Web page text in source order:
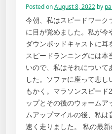
Posted onAugust 8, 2022 by
今朝、私はスピードワーク
に目が覚めました。私が今
ダウンポッドキャストに耳
スピードランニングには本
いので、私はそれについて
した。ソファに座って悲し
もかく。マラソンスピー
ップとその後のウォームア
ムアップマイルの後、私は
速く走りました。 私の最